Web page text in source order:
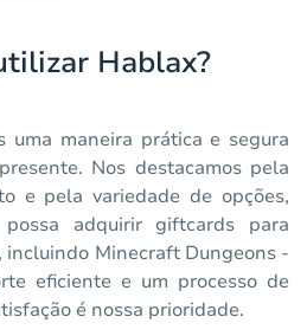
Hablax?
uma maneira prática e segura
Nos destacamos pela
e pela variedade de opções,
adquirir giftcards para
Minecraft Dungeons -
eficiente e um processo de
é nossa prioridade.